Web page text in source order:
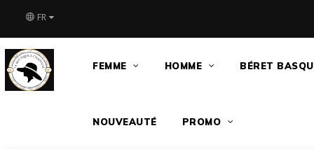
FR
FEMME HOMME BÉRET
NOUVEAUTÉ PROMO